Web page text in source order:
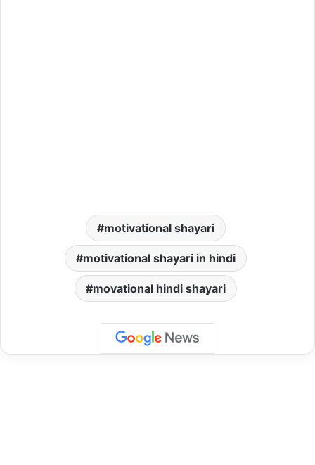
motivational shayari
motivational shayari in hindi
movational hindi shayari